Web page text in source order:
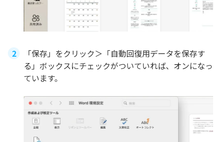
「保存」をクリック＞「自動回復用データを保存す
る」ボックスにチェックがついていれば、オンになっ
ています。